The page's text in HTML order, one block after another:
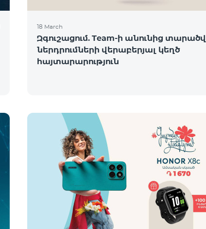
18 March
Զգուշացում. Team-ի անունից
ներդրումների վերաբերյալ կեղծ
հայտարարություն